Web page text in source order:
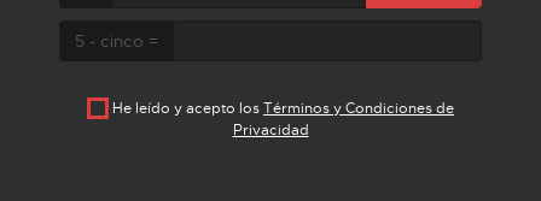
5 - cinco =
He leído y acepto losTérminos y Condiciones de
Privacidad